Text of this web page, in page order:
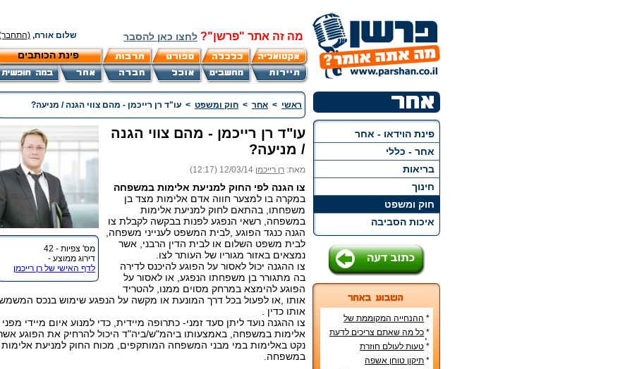
מה זה אתר "פרשן"? לחצו כאן להסבר שלום אורח,
פינת הכותבים
פינת הוידאו - אחר
אחר - כללי
בריאות
חינוך
חוק ומשפט
איכות הסביבה
* ההנחייה המקוממת של
משרד החינוך
* כל מה שאתם צריכים לדעת
לפני קניית מטבח חדש
* טעות לעולם חוזרת
* תיקון טוחן אשפה
ראשי > אחר > חוק ומשפט > עו"ד רן רייכמן - מהם צווי הגנה / מניעה?
מס' צפיות - 42
דירוג ממוצע -
לדף האישי של רן רייכמן
עו"ד רן רייכמן - מהם צווי הגנה
/ מניעה?
מאת: רן רייכמן 12/03/14 (12:17)
צו הגנה לפי החוק למניעת אלימות במשפחה
במקרה בו למצער חווה אדם אלימות מצד בן
משפחתו, בהתאם לחוק למניעת אלימות
במשפחה, רשאי הנפגע לפנות בבקשה לקבלת צו
הגנה כנגד הפוגע ,לבית המשפט לענייני משפחה,
לבית משפט השלום או לבית הדין הרבני, אשר
נמצאים באזור מגוריו של העותר לצו.
צו ההגנה יכול לאסור על הפוגע להיכנס לדירה
בה מתגורר בן משפחתו הנפגע, או לאסור על
הפוגע להימצא במרחק מסוים ממנו, להטריד
אותו ,או לפעול בכל דרך המונעת או מקשה על הנפגע שימוש בנכס
אותו כדין .
צו ההגנה נועד ליתן סעד זמני- כתרופה מיידית, כדי למנוע איום מיידי מפני
אלימות במשפחה, באמצעותו ביהמ"ש/ביה"ד היכול להרחיק את הפוגע
נקט באלימות במי מבני המשפחה המותקפים, מכוח החוק למניעת אלימות
במשפחה.